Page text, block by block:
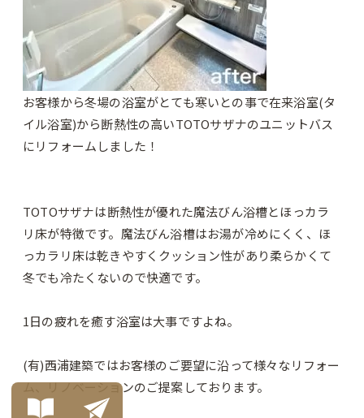
お客様から冬場の浴室がとても寒いとの事で在来浴室(タ
イル浴室)から断熱性の高いTOTOサザナのユニットバス
にリフォームしました！
TOTOサザナは断熱性が優れた魔法びん浴槽とほっカラ
リ床が特徴です。魔法びん浴槽はお湯が冷めにくく、ほ
っカラリ床は乾きやすくクッション性があり柔らかくて
冬でも冷たくないので快適です。
1日の疲れを癒す浴室は大事ですよね。
(有)西浦建築ではお客様のご要望に沿って様々なリフォー
ム、リノベーションのご提案しております。